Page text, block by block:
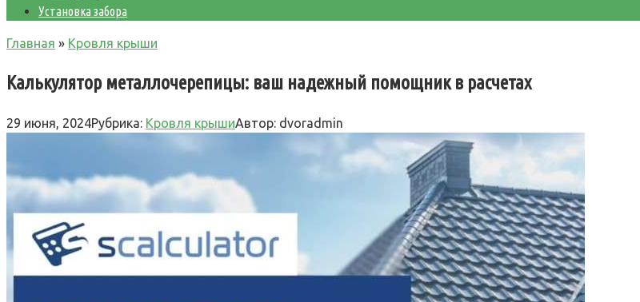
Установка забора
Главная » Кровля крыши
Калькулятор металлочерепицы: ваш надежный помощник в расчетах
29 июня, 2024Рубрика: Кровля крышиАвтор: dvoradmin